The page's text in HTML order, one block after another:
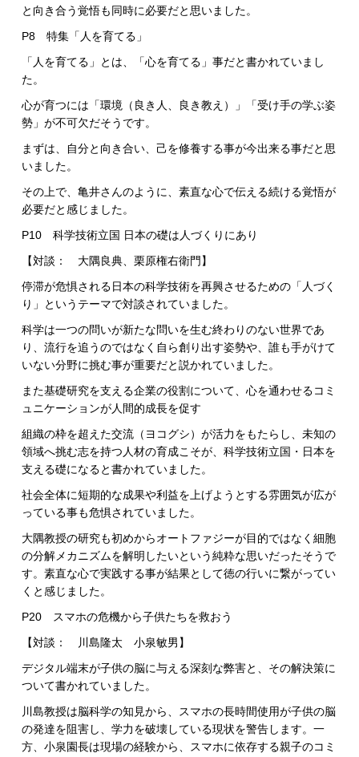
と向き合う覚悟も同時に必要だと思いました。
P8 特集「人を育てる」
「人を育てる」とは、「心を育てる」事だと書かれていまし
た。
心が育つには「環境（良き人、良き教え）」「受け手の学ぶ姿
勢」が不可欠だそうです。
まずは、自分と向き合い、己を修養する事が今出来る事だと思
いました。
その上で、亀井さんのように、素直な心で伝える続ける覚悟が
必要だと感じました。
P10 科学技術立国 日本の礎は人づくりにあり
【対談： 大隅良典、栗原権右衛門】
停滞が危惧される日本の科学技術を再興させるための「人づく
り」というテーマで対談されていました。
科学は一つの問いが新たな問いを生む終わりのない世界であ
り、流行を追うのではなく自ら創り出す姿勢や、誰も手がけて
いない分野に挑む事が重要だと説かれていました。
また基礎研究を支える企業の役割について、心を通わせるコミ
ュニケーションが人間的成長を促す
組織の枠を超えた交流（ヨコグシ）が活力をもたらし、未知の
領域へ挑む志を持つ人材の育成こそが、科学技術立国・日本を
支える礎になると書かれていました。
社会全体に短期的な成果や利益を上げようとする雰囲気が広が
っている事も危惧されていました。
大隅教授の研究も初めからオートファジーが目的ではなく細胞
の分解メカニズムを解明したいという純粋な思いだったそうで
す。素直な心で実践する事が結果として徳の行いに繋がってい
くと感じました。
P20 スマホの危機から子供たちを救おう
【対談： 川島隆太 小泉敏男】
デジタル端末が子供の脳に与える深刻な弊害と、その解決策に
ついて書かれていました。
川島教授は脳科学の知見から、スマホの長時間使用が子供の脳
の発達を阻害し、学力を破壊している現状を警告します。一
方、小泉園長は現場の経験から、スマホに依存する親子のコミ